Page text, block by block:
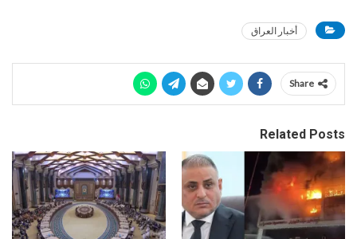
أخبار العراق
Share
Related Posts